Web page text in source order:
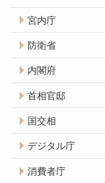
宮内庁
防衛省
内閣府
首相官邸
国交相
デジタル庁
消費者庁